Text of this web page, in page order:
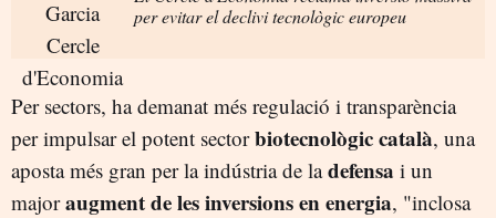
per evitar el declivi tecnològic europeu
Per sectors, ha demanat més regulació i transparència
per impulsar el potent sectorbiotecnològic català, una
aposta més gran per la indústria de ladefensa i un
majoraugment de les inversions en energia, "inclosa